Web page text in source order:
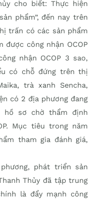
cho biết: Thực hiện
phẩm”, đến nay trên
trấn có các sản phẩm
được công nhận OCOP
nhận OCOP 3 sao,
có chỗ đứng trên thị
trà xanh Sencha,
có 2 địa phương đang
hồ sơ chờ thẩm định
Mục tiêu trong năm
tham gia đánh giá,
phát triển sản
Thủy đã tập trung
là đẩy mạnh công